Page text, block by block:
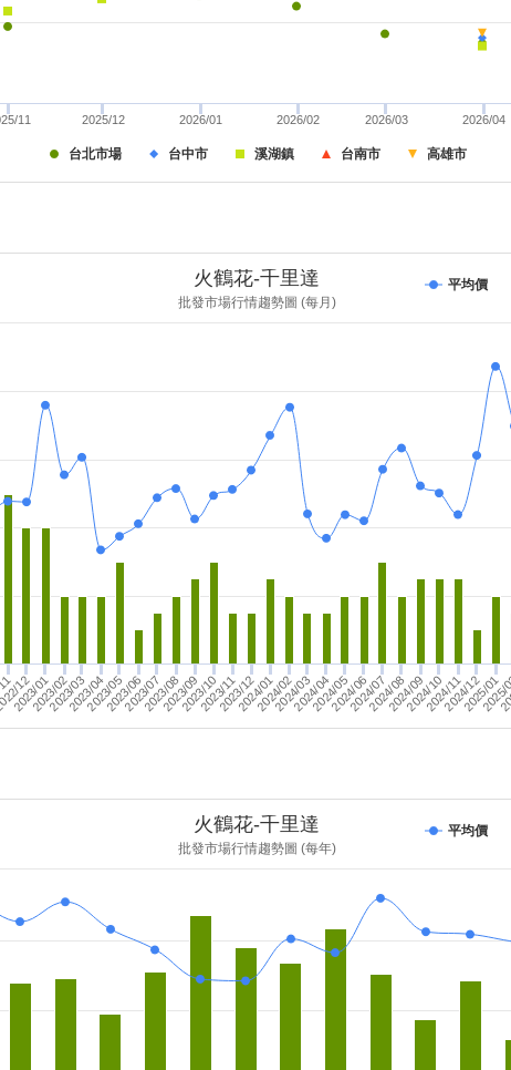
台北市場 台中市 溪湖鎮 台南市 高雄市
11 2025/12 2026/01 2026/02 2026/03 2026/04
火鶴花-千里達
批發市場行情趨勢圖 (每月)
平均價
12
2023/012023/02
2023/032023/042023/052023/062023/072023/082023/092023/102023/112023/122024/012024/022024/032024/042024/052024/062024/072024/082024/092024/102024/112024/122025/01
火鶴花-千里達
批發市場行情趨勢圖 (每年)
平均價